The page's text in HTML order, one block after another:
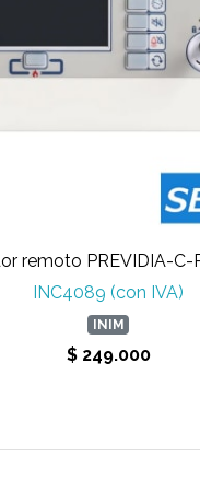
remoto PREVIDIA-C-
INC4089 (con IVA)
INIM
$ 249.000